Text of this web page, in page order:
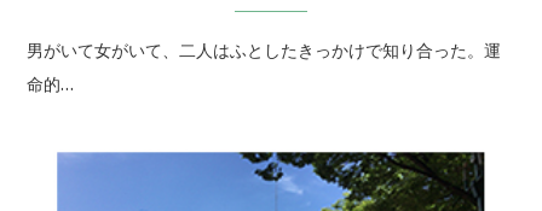
男がいて女がいて、二人はふとしたきっかけで知り合った。運
命的…